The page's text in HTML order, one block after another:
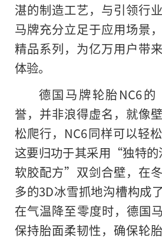
湛的制造工艺，与引领行
马牌充分立足于应用场景
精品系列，为亿万用户带
体验。
德国马牌轮胎NC6
誉，并非浪得虚名，就像
松爬行，NC6同样可以轻
这要归功于其采用“独特的
软胶配方”双剑合壁，在
多的3D冰雪抓地沟槽构成
在气温降至零度时，德国
保持胎面柔韧性，确保轮